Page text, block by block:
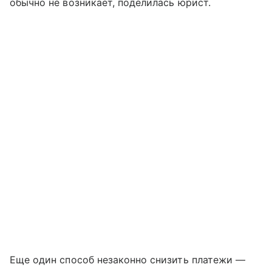
обычно не возникает, поделилась юрист.
Еще один способ незаконно снизить платежи —